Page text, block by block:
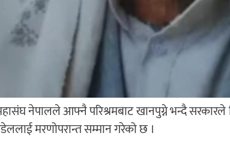
नेपालले आफ्नै परिश्रमबाट खानपुग्ने भन्दै सरकारले
मरणोपरान्त सम्मान गरेको छ ।